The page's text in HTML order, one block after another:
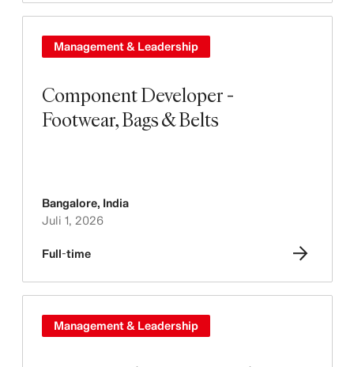
Component Developer -
Footwear, Bags & Belts
Management & Leadership
Bangalore, India
Juli 1, 2026
Full-time
Management & Leadership